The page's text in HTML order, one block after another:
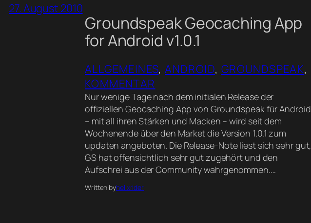
27. August 2010
Groundspeak Geocaching App
for Android v1.0.1
ALLGEMEINES, ANDROID, GROUNDSPEAK
KOMMENTAR
Nur wenige Tage nach dem initialen Release der
offiziellen Geocaching App von Groundspeak für Android
– mit all ihren Stärken und Macken – wird seit dem
Wochenende über den Market die Version 1.0.1 zum
updaten angeboten. Die Release-Note liest sich sehr gut,
GS hat offensichtlich sehr gut zugehört und den
Aufschrei aus der Community wahrgenommen.…
Written byhelixrider